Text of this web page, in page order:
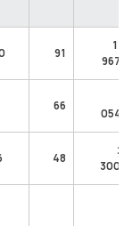
91
1
66
48